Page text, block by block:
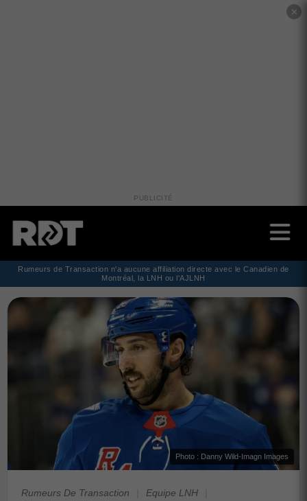
✕
PUBLICITÉ
Rumeurs de Transaction n'a aucune affiliation directe avec le Canadien de
Montréal, la LNH ou l'AJLNH
Photo : Danny Wild-Imagn Images
Rumeurs De Transaction Equipe LNH